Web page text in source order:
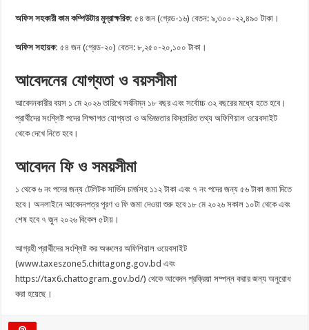
অফিস সহকারী কাম কম্পিউটার মুদ্রাক্ষরিক: ৫৪ জন (গ্রেড-১৬) বেতন: ৯,৩০০-২২,৪৯০ টাকা।
অফিস সহায়ক: ৫৪ জন (গ্রেড-২০) বেতন: ৮,২৫০-২০,১০০ টাকা।
আবেদনের যোগ্যতা ও বয়সসীমা
আবেদনকারীর বয়স ১ মে ২০২৬ তারিখে সর্বনিম্ন ১৮ বছর এবং সর্বোচ্চ ৩২ বছরের মধ্যে হতে হবে।
প্রার্থীদের সংশ্লিষ্ট পদের শিক্ষাগত যোগ্যতা ও অভিজ্ঞতার বিস্তারিত তথ্য অফিশিয়াল ওয়েবসাইট
থেকে দেখে নিতে হবে।
আবেদন ফি ও সময়সীমা
১ থেকে ৬ নং পদের জন্য টেলিটক সার্ভিস চার্জসহ ১১২ টাকা এবং ৭ নং পদের জন্য ৫৬ টাকা জমা দিতে
হবে। অনলাইনে আবেদনপত্র পূরণ ও ফি জমা দেওয়া শুরু হবে ১৮ মে ২০২৬ সকাল ১০টা থেকে এবং
শেষ হবে ৭ জুন ২০২৬ বিকেল ৫টায়।
আগ্রহী প্রার্থীদের সংশ্লিষ্ট কর অঞ্চলের অফিশিয়াল ওয়েবসাইট
(www.taxeszone5.chittagong.gov.bd এবং
https://tax6.chattogram.gov.bd/) থেকে আবেদন প্রক্রিয়া সম্পন্ন করার জন্য অনুরোধ
করা হয়েছে।